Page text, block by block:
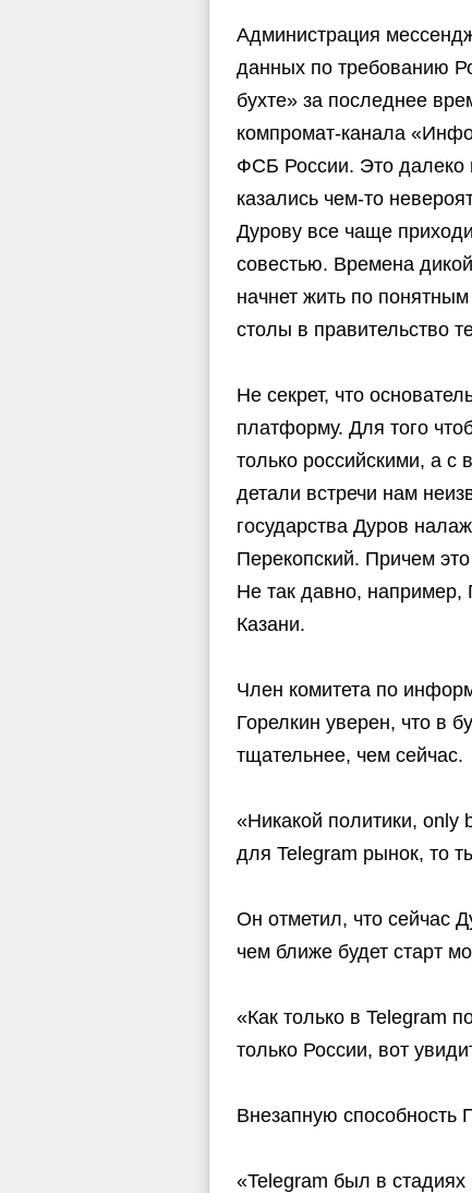
Администрация
данных по требованию
бухте» за последнее
компромат-канала
ФСБ России. Это далеко
казались чем-то
Дурову все чаще
совестью. Времена
начнет жить по
столы в правительство
Не секрет, что
платформу. Для того
только российскими, а
детали встречи нам
государства Дуров
Перекопский. Причем
Не так давно, например,
Казани.
Член комитета по
Горелкин уверен, что в
тщательнее, чем сейчас.
«Никакой политики, only
для Telegram рынок, то
Он отметил, что сейчас
чем ближе будет старт
«Как только в Telegram
только России, вот
Внезапную способность
«Telegram был в